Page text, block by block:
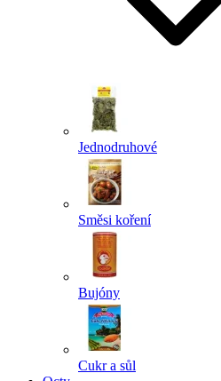
Jednodruhové
Směsi koření
Bujóny
Cukr a sůl